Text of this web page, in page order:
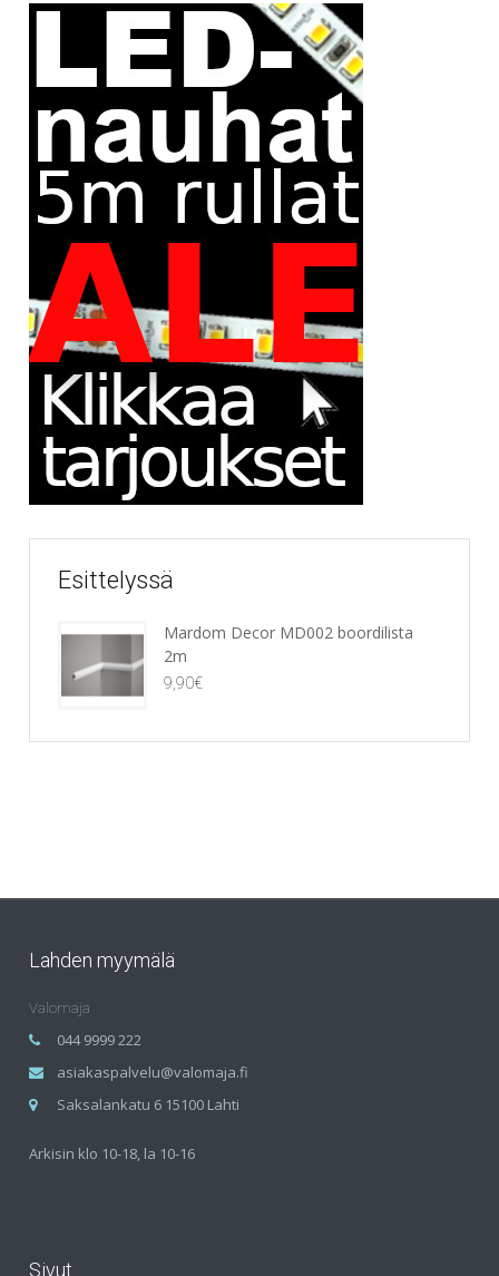
Esittelyssä
Mardom Decor MD002 boordilista
2m
9,90€
Lahden myymälä
Valomaja
044 9999 222
asiakaspalvelu@valomaja.fi
Saksalankatu 6 15100 Lahti
Arkisin klo 10-18, la 10-16
Sivut